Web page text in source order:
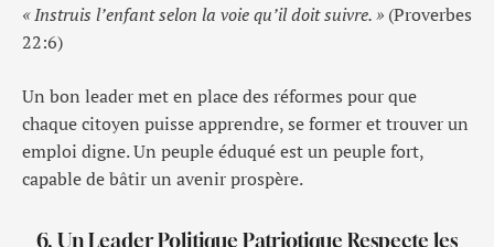
« Instruis l’enfant selon la voie qu’il doit suivre. » (Proverbes
22:6)
Un bon leader met en place des réformes pour que
chaque citoyen puisse apprendre, se former et trouver un
emploi digne. Un peuple éduqué est un peuple fort,
capable de bâtir un avenir prospère.
6. Un Leader Politique Patriotique Respecte les